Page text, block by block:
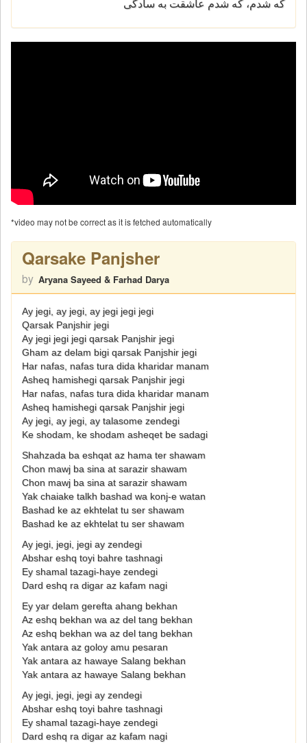
که شدم، که شدم عاشقت به سادگی
*video may not be correct as it is fetched automatically
Qarsake Panjsher
by Aryana Sayeed & Farhad Darya
Ay jegi, ay jegi, ay jegi jegi jegi
Qarsak Panjshir jegi
Ay jegi jegi jegi qarsak Panjshir jegi
Gham az delam bigi qarsak Panjshir jegi
Har nafas, nafas tura dida kharidar manam
Asheq hamishegi qarsak Panjshir jegi
Har nafas, nafas tura dida kharidar manam
Asheq hamishegi qarsak Panjshir jegi
Ay jegi, ay jegi, ay talasome zendegi
Ke shodam, ke shodam asheqet be sadagi
Shahzada ba eshqat az hama ter shawam
Chon mawj ba sina at sarazir shawam
Chon mawj ba sina at sarazir shawam
Yak chaiake talkh bashad wa konj-e watan
Bashad ke az ekhtelat tu ser shawam
Bashad ke az ekhtelat tu ser shawam
Ay jegi, jegi, jegi ay zendegi
Abshar eshq toyi bahre tashnagi
Ey shamal tazagi-haye zendegi
Dard eshq ra digar az kafam nagi
Ey yar delam gerefta ahang bekhan
Az eshq bekhan wa az del tang bekhan
Az eshq bekhan wa az del tang bekhan
Yak antara az goloy amu pesaran
Yak antara az hawaye Salang bekhan
Yak antara az hawaye Salang bekhan
Ay jegi, jegi, jegi ay zendegi
Abshar eshq toyi bahre tashnagi
Ey shamal tazagi-haye zendegi
Dard eshq ra digar az kafam nagi